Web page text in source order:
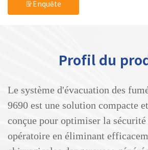
Enquête
Profil du
Le système d'évacuation des
9690 est une solution compacte
conçue pour optimiser la sécurité
opératoire en éliminant